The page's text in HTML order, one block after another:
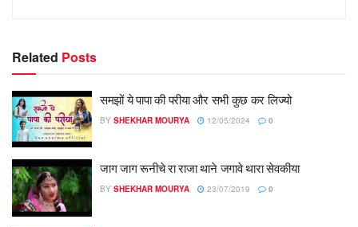
Related Posts
समझों ये पापा की परीया और सभी कुछ कर लिज्यो
BY SHEKHAR MOURYA 12/05/2024 0
जाग जाग रूनीचे रा राजा थाने जगावे थारा सेवकीया
BY SHEKHAR MOURYA 23/07/2019 0